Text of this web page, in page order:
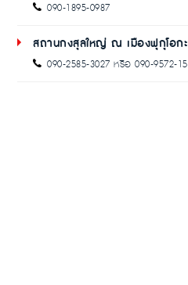
090-1895-0987
สถานกงสุลใหญ่ ณ เมืองฟุกุโอกะ
090-2585-3027 หรือ 090-9572-